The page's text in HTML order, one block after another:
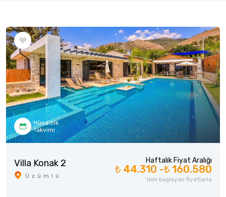
Müsaitlik
Takvimi
Villa Konak 2
Üzümlü
Haftalık Fiyat Aralığı
₺ 44.310 -₺ 160.580
'den başlayan fiyatlarla